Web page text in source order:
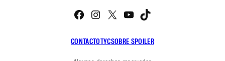
CONTACTOTYCSOBRE SPOILER
Facebook
Instagram
X YouTube